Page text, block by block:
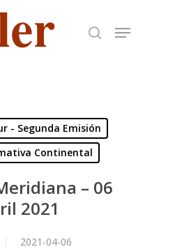
- Segunda Emisión
Continental
– 06
2021
2021-04-06